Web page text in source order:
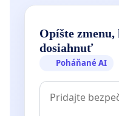
Opíšte
dosiahnuť
Poháňané AI